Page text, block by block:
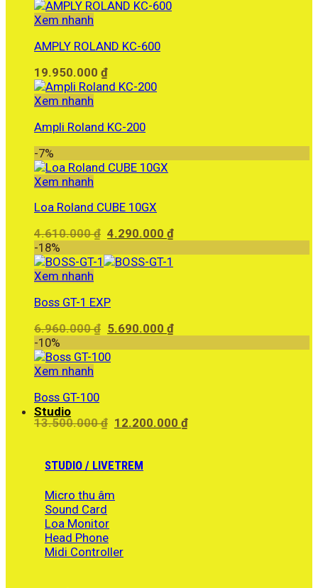
Xem nhanh
AMPLY ROLAND KC-600
19.950.000 ₫
Xem nhanh
Ampli Roland KC-200
-7%
Xem nhanh
Loa Roland CUBE 10GX
4.610.000₫ Giá
là:
4.290.000₫Giá
-18%
Xem nhanh
Boss GT-1 EXP
6.960.000₫ Giá
là:
5.690.000₫Giá
-10%
Xem nhanh
Boss GT-100
13.500.000₫ Giá
13.500.000 ₫.
12.200.000₫Giá
Studio
STUDIO / LIVETREM
Micro thu âm
Sound Card
Loa Monitor
Head Phone
Midi Controller